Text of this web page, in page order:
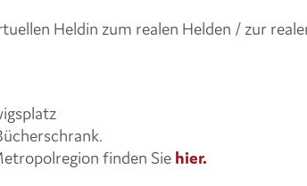
Heldin zum realen Helden / zur
finden Sie hier.